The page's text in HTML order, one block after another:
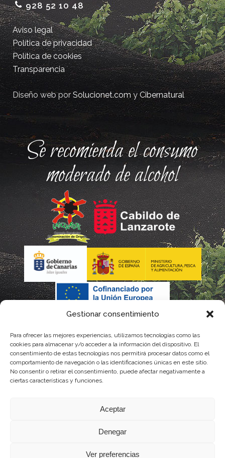
Gestionar consentimiento
Para ofrecer las mejores experiencias, utilizamos tecnologías como las
cookies para almacenar y/o acceder a la información del dispositivo. El
consentimiento de estas tecnologías nos permitirá procesar datos como el
comportamiento de navegación o las identificaciones únicas en este sitio.
No consentir o retirar el consentimiento, puede afectar negativamente a
ciertas características y funciones.
Aceptar
Denegar
Ver preferencias
928 52 10 48
Aviso legal
Política de privacidad
Política de cookies
Transparencia
Diseño web porSolucionet.comyCibernatural
Se recomienda el consumo
moderado de alcohol
La gestión de la DOP Lanzarote realizada por este Consejo Regulador es financiada,
con fondos provenientes del presupuesto de gastos del Instituto Canario de
Calidad Agroalimentaria